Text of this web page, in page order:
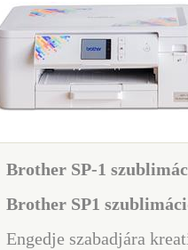
Brother SP-1
Brother SP1
Engedje szabadjára